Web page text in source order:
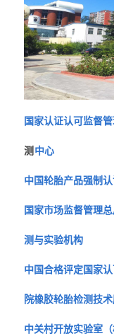
国家认证认可监督
测 中心
中国轮胎产品强制
国家市场监督管理
测与实验机构
中国合格评定国家
院橡胶轮胎检测技术
中关村开放实验室